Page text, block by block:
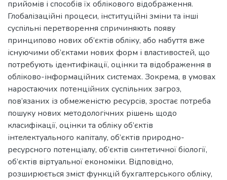
прийомів і способів їх облікового відображення.
Глобалізаційні процеси, інституційні зміни та інші
суспільні перетворення спричиняють появу
принципово нових об’єктів обліку, або набуття вже
існуючими об’єктами нових форм і властивостей, що
потребують ідентифікації, оцінки та відображення в
обліково-інформаційних системах. Зокрема, в умовах
наростаючих потенційних суспільних загроз,
пов’язаних із обмеженістю ресурсів, зростає потреба
пошуку нових методологічних рішень щодо
класифікації, оцінки та обліку об’єктів
інтелектуального капіталу, об’єктів природно-
ресурсного потенціалу, об’єктів синтетичної біології,
об’єктів віртуальної економіки. Відповідно,
розширюється зміст функцій бухгалтерського обліку,